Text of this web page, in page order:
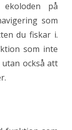
på
som
du fiskar i.
som inte
också att